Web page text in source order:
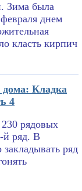
Зима была
днем
класть кирпич
дома: Кладка
4
рядовых
й ряд. В
ряд